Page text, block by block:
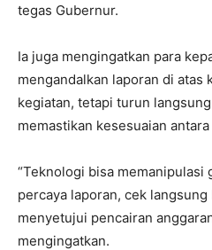
tegas Gubernur.
Ia juga mengingatkan para
mengandalkan laporan di atas
kegiatan, tetapi turun
memastikan kesesuaian
“Teknologi bisa memanipulasi
percaya laporan, cek
menyetujui pencairan
mengingatkan.